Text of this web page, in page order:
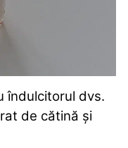
îndulcitorul dvs.
de cătină și